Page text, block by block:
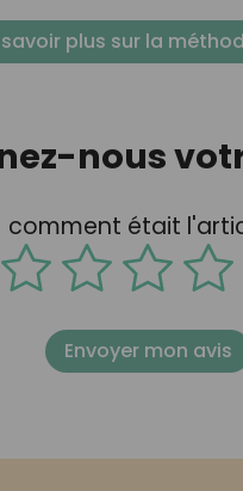
savoir plus sur la
nous
comment était
Envoyer mon avis